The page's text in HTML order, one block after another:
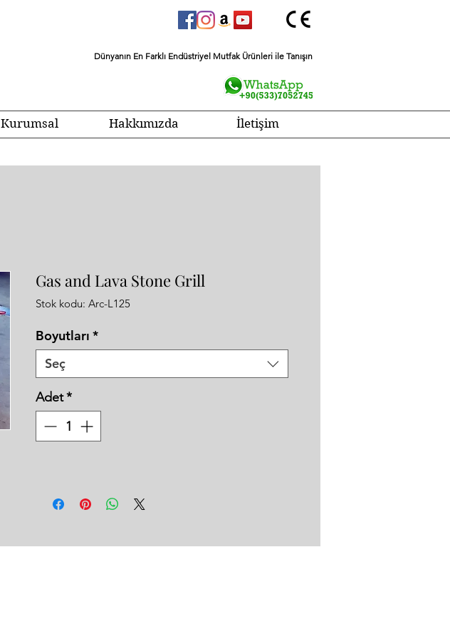
Dünyanın En Farklı Endüstriyel Mutfak Ürünleri ile Tanışın
Kurumsal Hakkımızda İletişim
Gas and Lava Stone Grill
Stok kodu: Arc-L125
Boyutları *
Seç
Adet*